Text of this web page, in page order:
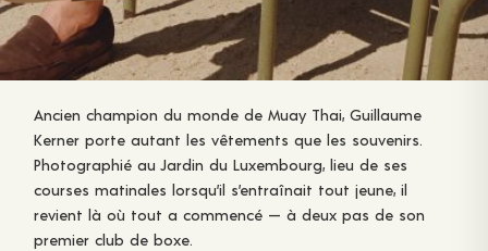
Ancien champion du monde de Muay Thai, Guillaume
Kerner porte autant les vêtements que les souvenirs.
Photographié au Jardin du Luxembourg, lieu de ses
courses matinales lorsqu’il s’entraînait tout jeune, il
revient là où tout a commencé — à deux pas de son
premier club de boxe.